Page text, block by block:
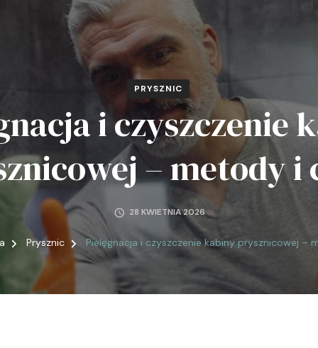
PRYSZNIC
i czyszczenie
– metody i
28 KWIETNIA 2026
Prysznic Pielęgnacja i czyszczenie kabiny prysznicowej –